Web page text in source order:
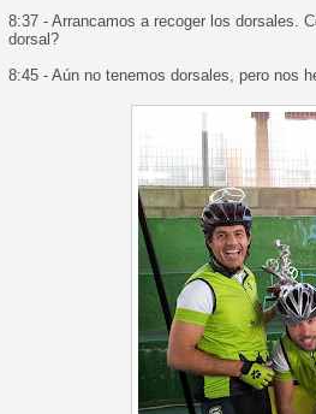
8:37 - Arrancamos a recoger los dorsales.
dorsal?
8:45 - Aún no tenemos dorsales, pero nos